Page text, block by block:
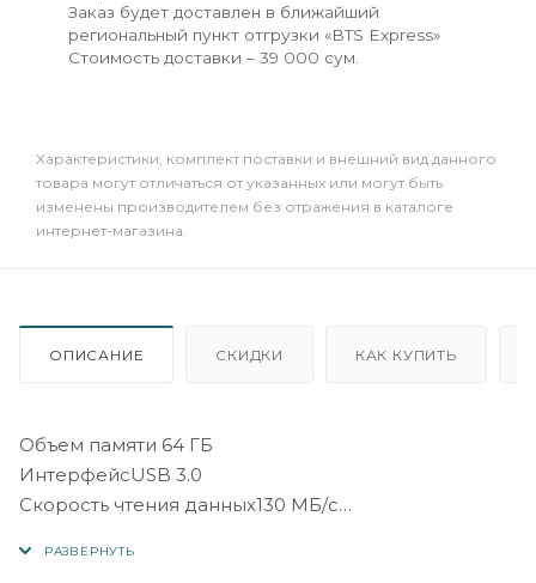
Заказ будет доставлен в ближайший
региональный пункт отгрузки «BTS Express»
Стоимость доставки – 39 000 сум.
Xарактеристики, комплект поставки и внешний вид данного
товара могут отличаться от указанных или могут быть
изменены производителем без отражения в каталоге
интернет-магазина.
ОПИСАНИЕ СКИДКИ КАК КУПИТЬ
Объем памяти 64 ГБ
ИнтерфейсUSB 3.0
Скорость чтения данных130 МБ/с